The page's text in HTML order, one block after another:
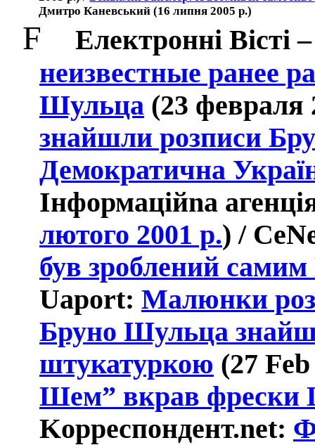
Дмитро Каневський (16 липня 2005 р.)
F Електроннi Вiстi
неизвестные ранее
Шульца (23 февраля
знайшли розписи
Демократична
Iнформацiйna aгенц
лютого 2001 р.) /
був зроблений
Uaport: Малюнки
Бруно Шульца
штукатуркою (27 Feb
Шем” вкрав фрески
Kорреспондент.net: